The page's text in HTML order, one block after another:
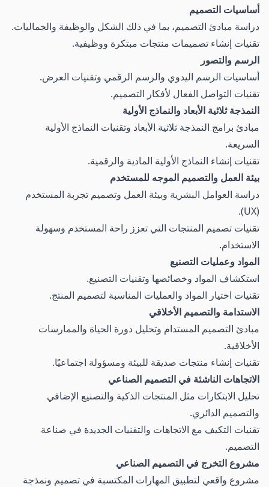
أساسيات التصميم
دراسة مبادئ التصميم، بما في ذلك الشكل والوظيفة والجماليات.
تقنيات إنشاء تصميمات منتجات مبتكرة ووظيفية.
الرسم والتصور
أساسيات الرسم اليدوي والرسم الرقمي وتقنيات العرض.
تقنيات التواصل الفعال لأفكار التصميم.
النمذجة ثلاثية الأبعاد والنماذج الأولية
مبادئ برامج النمذجة ثلاثية الأبعاد وتقنيات النماذج الأولية
السريعة.
تقنيات إنشاء النماذج الأولية المادية والرقمية.
بيئة العمل والتصميم الموجه للمستخدم
دراسة العوامل البشرية وبيئة العمل وتصميم تجربة المستخدم
(UX).
تقنيات تصميم المنتجات التي تعزز راحة المستخدم وسهولة
الاستخدام.
المواد وعمليات التصنيع
استكشاف المواد وخصائصها وتقنيات التصنيع.
تقنيات اختيار المواد والعمليات المناسبة لتصميم المنتج.
الاستدامة والتصميم الأخلاقي
مبادئ التصميم المستدام وتحليل دورة الحياة والممارسات
الأخلاقية.
تقنيات إنشاء منتجات صديقة للبيئة ومسؤولة اجتماعيًا.
الاتجاهات الناشئة في التصميم الصناعي
تحليل الابتكارات مثل المنتجات الذكية والتصنيع الإضافي
والتصميم الدائري.
تقنيات التكيف مع الاتجاهات والتقنيات الجديدة في صناعة
التصميم.
مشروع التخرج في التصميم الصناعي
مشروع واقعي لتطبيق المهارات المكتسبة في تصميم ونمذجة